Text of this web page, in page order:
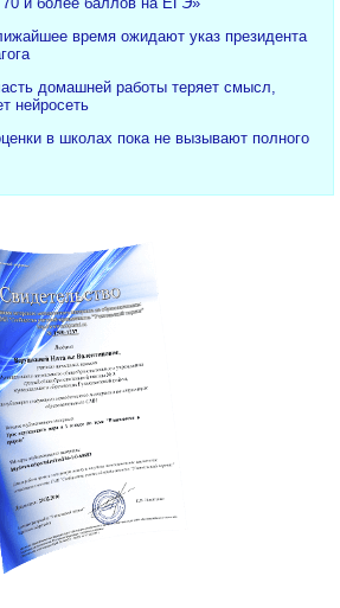
время ожидают указ президента
домашней работы теряет смысл,
нейросеть
в школах пока не вызывают полного